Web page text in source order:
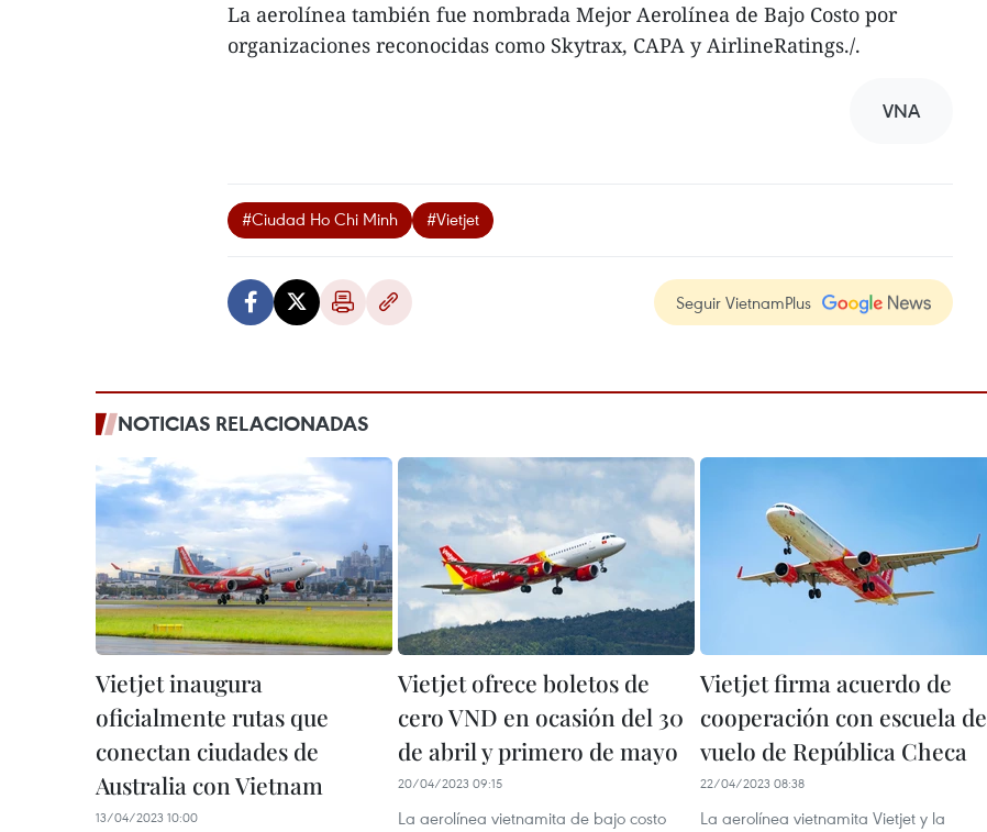
La aerolínea también fue nombrada Mejor Aerolínea de Bajo Costo por
organizaciones reconocidas como Skytrax, CAPA y AirlineRatings./.
VNA
#Ciudad Ho Chi Minh #Vietjet
Seguir VietnamPlus
NOTICIAS RELACIONADAS
Vietjet inaugura
oficialmente rutas que
conectan ciudades de
Australia con Vietnam
13/04/2023 10:00
Vietjet ofrece boletos de
cero VND en ocasión del 30
de abril y primero de mayo
20/04/2023 09:15
La aerolínea vietnamita de bajo costo
Vietjet firma acuerdo de
cooperación con escuela de
vuelo de República Checa
22/04/2023 08:38
La aerolínea vietnamita Vietjet y la